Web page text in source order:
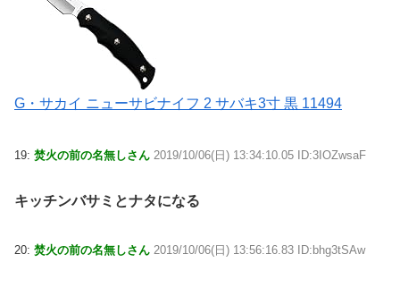
G・サカイ ニューサビナイフ 2 サバキ3寸 黒 11494
19: 焚火の前の名無しさん 2019/10/06(日) 13:34:10.05 ID:3IOZwsaF
キッチンバサミとナタになる
20: 焚火の前の名無しさん 2019/10/06(日) 13:56:16.83 ID:bhg3tSAw